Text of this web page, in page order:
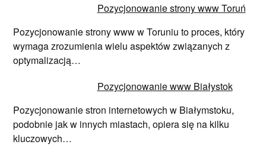
Pozycjonowanie strony www Toruń
Pozycjonowanie strony www w Toruniu to proces, który
wymaga zrozumienia wielu aspektów związanych z
optymalizacją…
Pozycjonowanie www Białystok
Pozycjonowanie stron internetowych w Białymstoku,
podobnie jak w innych miastach, opiera się na kilku
kluczowych…